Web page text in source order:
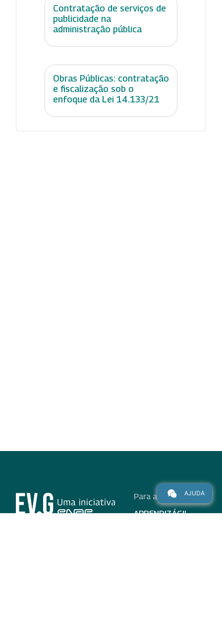
Contratação de serviços de
publicidade na
administração pública
Obras Públicas: contratação
e fiscalização sob o
enfoque da Lei 14.133/21
Para alunos
APRENDIZÁGIL
AJUDA